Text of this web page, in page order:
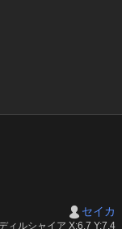
セイカ
ィルシャイア X:6.7 Y:7.4